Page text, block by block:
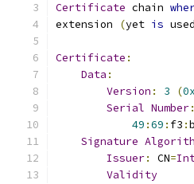
Certificate chain
extension
(yet is
Certificate :
Data :
Version : 3 (
Serial Number:
49 :69 : f3 :
Signature
Issuer: CN=
Validity